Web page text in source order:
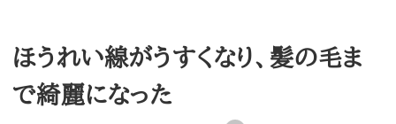
ほうれい線がうすくなり、髪の毛ま
で綺麗になった